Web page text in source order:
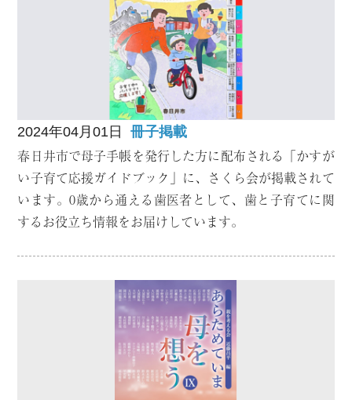
2024年04月01日 冊子掲載
春日井市で母子手帳を発行した方に配布される「かすが
い子育て応援ガイドブック」に、さくら会が掲載されて
います。0歳から通える歯医者として、歯と子育てに関
するお役立ち情報をお届けしています。